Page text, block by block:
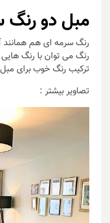
مبل دو رنگ
رنگ سرمه ای هم همانند
رنگ می توان با رنگ
ترکیب رنگ خوب برای
تصاویر بیشتر :